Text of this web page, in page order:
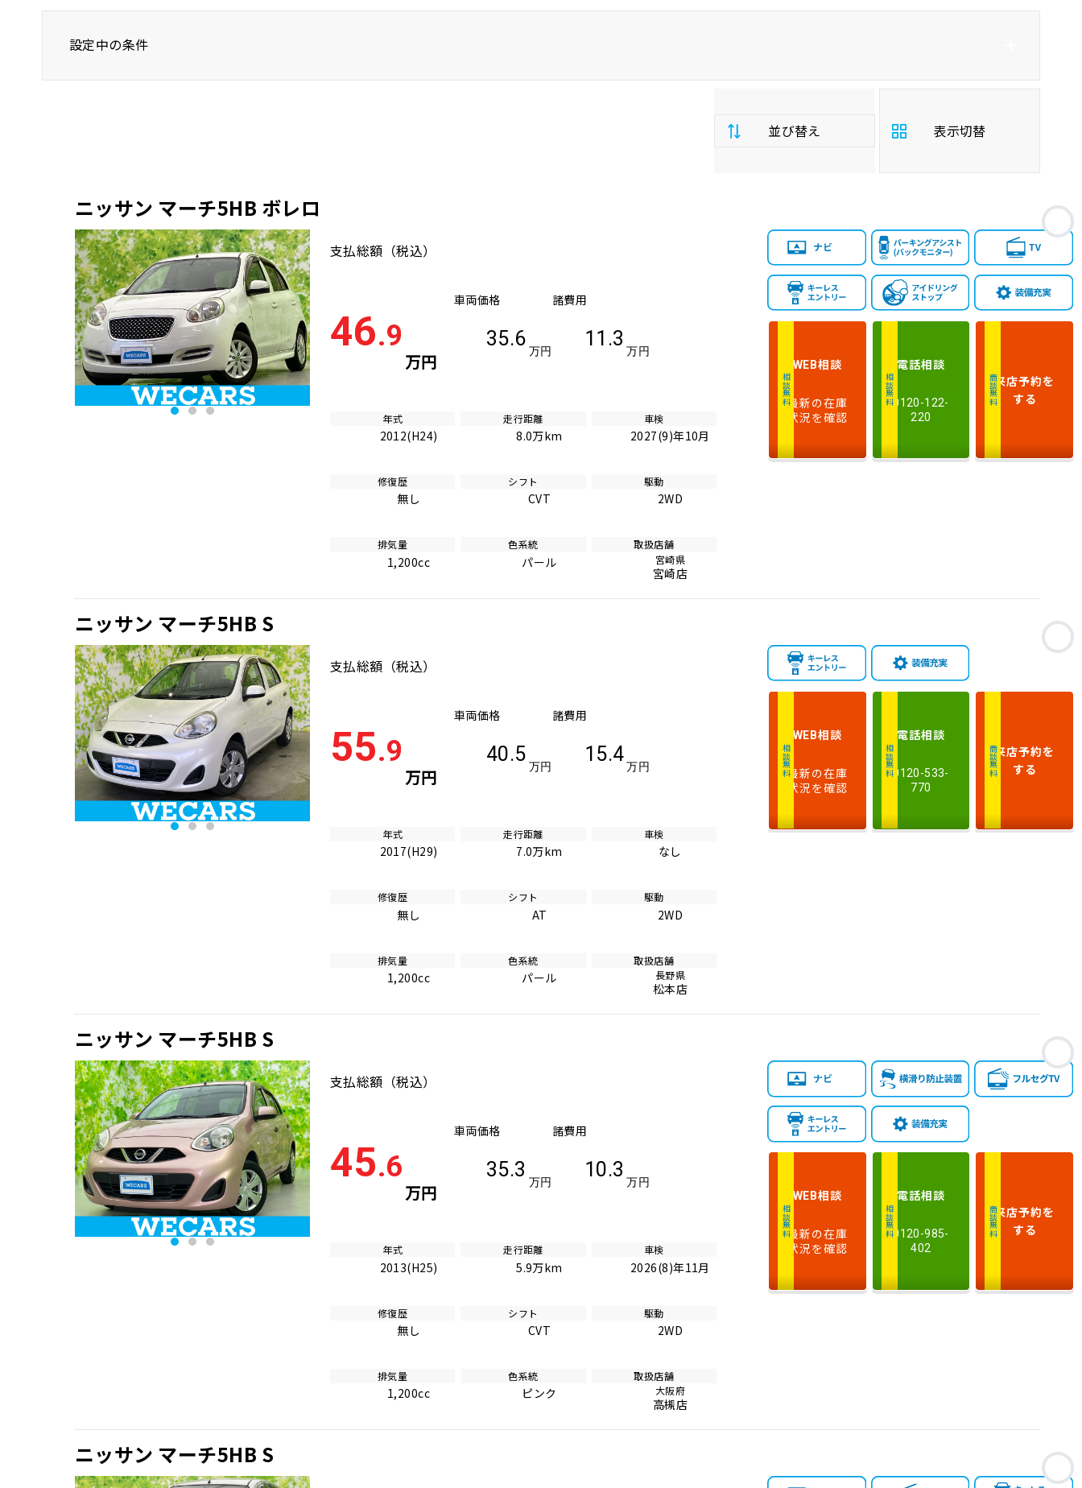
設定中の条件
並び替え
払
総
額
安い順 高い順
年
式
新しい順 古い順
行
少ない順
排
量
表示切替
お
ニッサン マーチ5HB ボレロ
支払総額 （税込）
46.9
万円
車両価格
35.6
万円
諸費用
11.3
万円
年式
2012(H24)
走行距離
8.0万km
車検
2027(9)年10月
修復歴
無し
シフト
CVT
駆動
2WD
排気量
1,200cc
色系統
パール
取扱店舗
宮崎県
宮崎店
相談無料
WEB相談
最新の在庫
状況を確認
相談無料
電話相談
0120-122-
220
商談無料来店予約を
する
お
ニッサン マーチ5HB S
支払総額 （税込）
55.9
万円
車両価格
40.5
万円
諸費用
15.4
万円
年式
2017(H29)
走行距離
7.0万km
車検
なし
修復歴
無し
シフト
AT
駆動
2WD
排気量
1,200cc
色系統
パール
取扱店舗
長野県
松本店
相談無料
WEB相談
最新の在庫
状況を確認
相談無料
電話相談
0120-533-
770
商談無料来店予約を
する
お
ニッサン マーチ5HB S
支払総額 （税込）
45.6
万円
車両価格
35.3
万円
諸費用
10.3
万円
年式
2013(H25)
走行距離
5.9万km
車検
2026(8)年11月
修復歴
無し
シフト
CVT
駆動
2WD
排気量
1,200cc
色系統
ピンク
取扱店舗
大阪府
高槻店
相談無料
WEB相談
最新の在庫
状況を確認
相談無料
電話相談
0120-985-
402
商談無料来店予約を
する
お
ニッサン マーチ5HB S